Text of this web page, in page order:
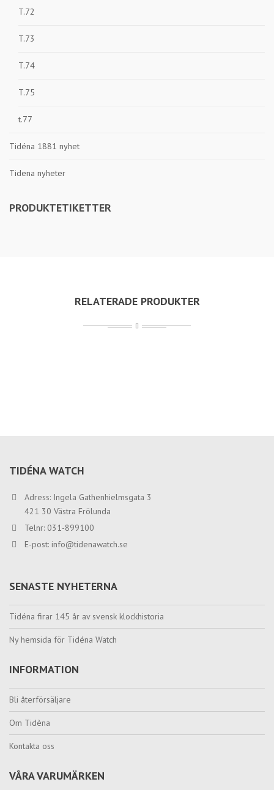
T.72
T.73
T.74
T.75
t.77
Tidéna 1881 nyhet
Tidena nyheter
PRODUKTETIKETTER
RELATERADE PRODUKTER
TIDÉNA WATCH
Adress: Ingela Gathenhielmsgata 3
421 30 Västra Frölunda
Telnr: 031-899100
E-post: info@tidenawatch.se
SENASTE NYHETERNA
Tidéna firar 145 år av svensk klockhistoria
Ny hemsida för Tidéna Watch
INFORMATION
Bli återförsäljare
Om Tidèna
Kontakta oss
VÅRA VARUMÄRKEN